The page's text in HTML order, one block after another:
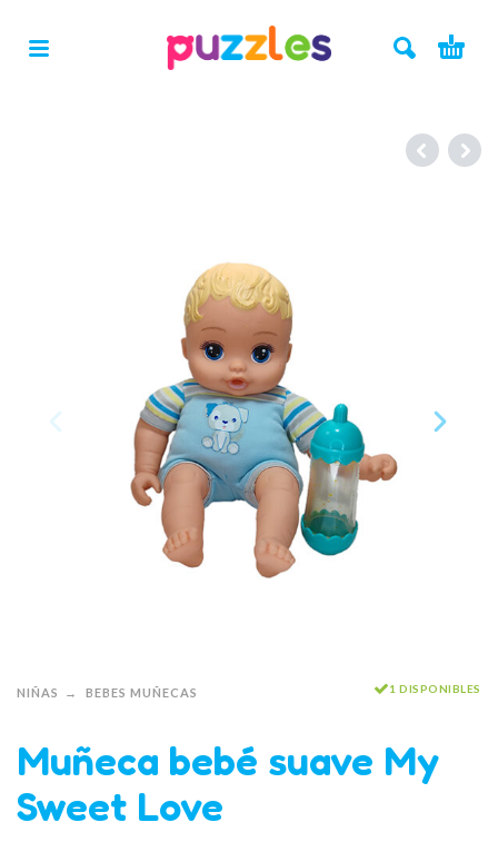
NIÑAS BEBES MUÑECAS 1 DISPONIBLES
Muñeca bebé suave My
Sweet Love